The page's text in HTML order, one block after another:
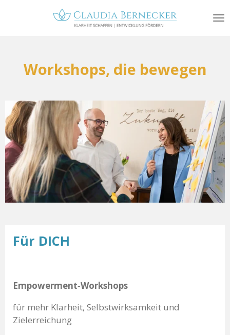
Workshops, die bewegen
Für DICH
Empowerment‑Workshops
für mehr Klarheit, Selbstwirksamkeit und
Zielerreichung